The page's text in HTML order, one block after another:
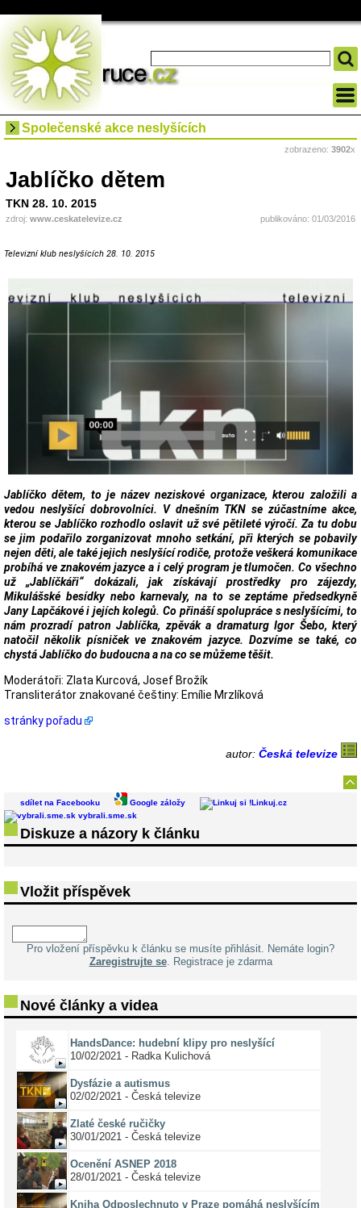
Společenské akce neslyšících
zobrazeno: 3902x
Jablíčko dětem
TKN 28. 10. 2015
zdroj: www.ceskatelevize.cz publikováno: 01/03/2016
Televizní klub neslyšících 28. 10. 2015
Jablíčko dětem, to je název neziskové organizace, kterou založili a
vedou neslyšící dobrovolníci. V dnešním TKN se zúčastníme akce,
kterou se Jablíčko rozhodlo oslavit už své pětileté výročí. Za tu dobu
se jim podařilo zorganizovat mnoho setkání, při kterých se pobavily
nejen děti, ale také jejich neslyšící rodiče, protože veškerá komunikace
probíhá ve znakovém jazyce a i celý program je tlumočen. Co všechno
už „Jablíčkáři“ dokázali, jak získávají prostředky pro zájezdy,
Mikulášské besídky nebo karnevaly, na to se zeptáme předsedkyně
Jany Lapčákové i jejích kolegů. Co přináší spolupráce s neslyšícími, to
nám prozradí patron Jablíčka, zpěvák a dramaturg Igor Šebo, který
natočil několik písniček ve znakovém jazyce. Dozvíme se také, co
chystá Jablíčko do budoucna a na co se můžeme těšit.
Moderátoři: Zlata Kurcová, Josef Brožík
Transliterátor znakované češtiny: Emílie Mrzlíková
stránky pořadu
autor: Česká televize
sdílet na Facebooku Google záložy
Linkuj.cz
vybrali.sme.sk
Diskuze a názory k článku
Vložit příspěvek
Pro vložení příspěvku k článku se musíte přihlásit. Nemáte login?
Zaregistrujte se. Registrace je zdarma
Nové články a videa
HandsDance: hudební klipy pro neslyšící
10/02/2021 - Radka Kulichová
Dysfázie a autismus
02/02/2021 - Česká televize
Zlaté české ručičky
30/01/2021 - Česká televize
Ocenění ASNEP 2018
28/01/2021 - Česká televize
Kniha Odposlechnuto v Praze pomáhá neslyšícím